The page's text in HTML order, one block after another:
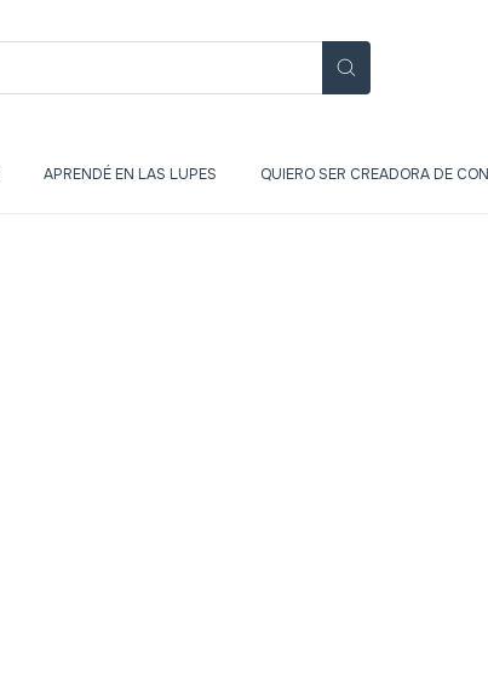
APRENDÉ EN LAS LUPES QUIERO SER CREADORA DE